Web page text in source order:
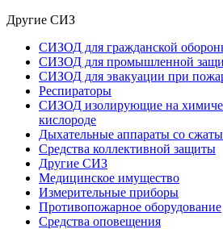
Другие СИЗ
СИЗОД для гражданской
СИЗОД для промышленной
СИЗОД для эвакуации при
Респираторы
СИЗОД изолирующие на
кислороде
Дыхательные аппараты со
Средства коллективной защиты
Другие СИЗ
Медицинское имущество
Измерительные приборы
Противопожарное оборудование
Средства оповещения